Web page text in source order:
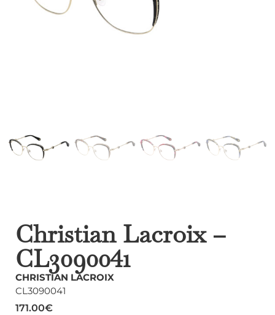
Christian Lacroix –
CL3090041
CHRISTIAN LACROIX
CL3090041
171.00€